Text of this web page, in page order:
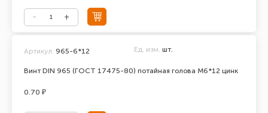
Винт DIN 965 (ГОСТ 17475-80) потайная голова М6*12 цинк
Артикул: 965-6*12 Ед. изм. шт.
0.70 ₽